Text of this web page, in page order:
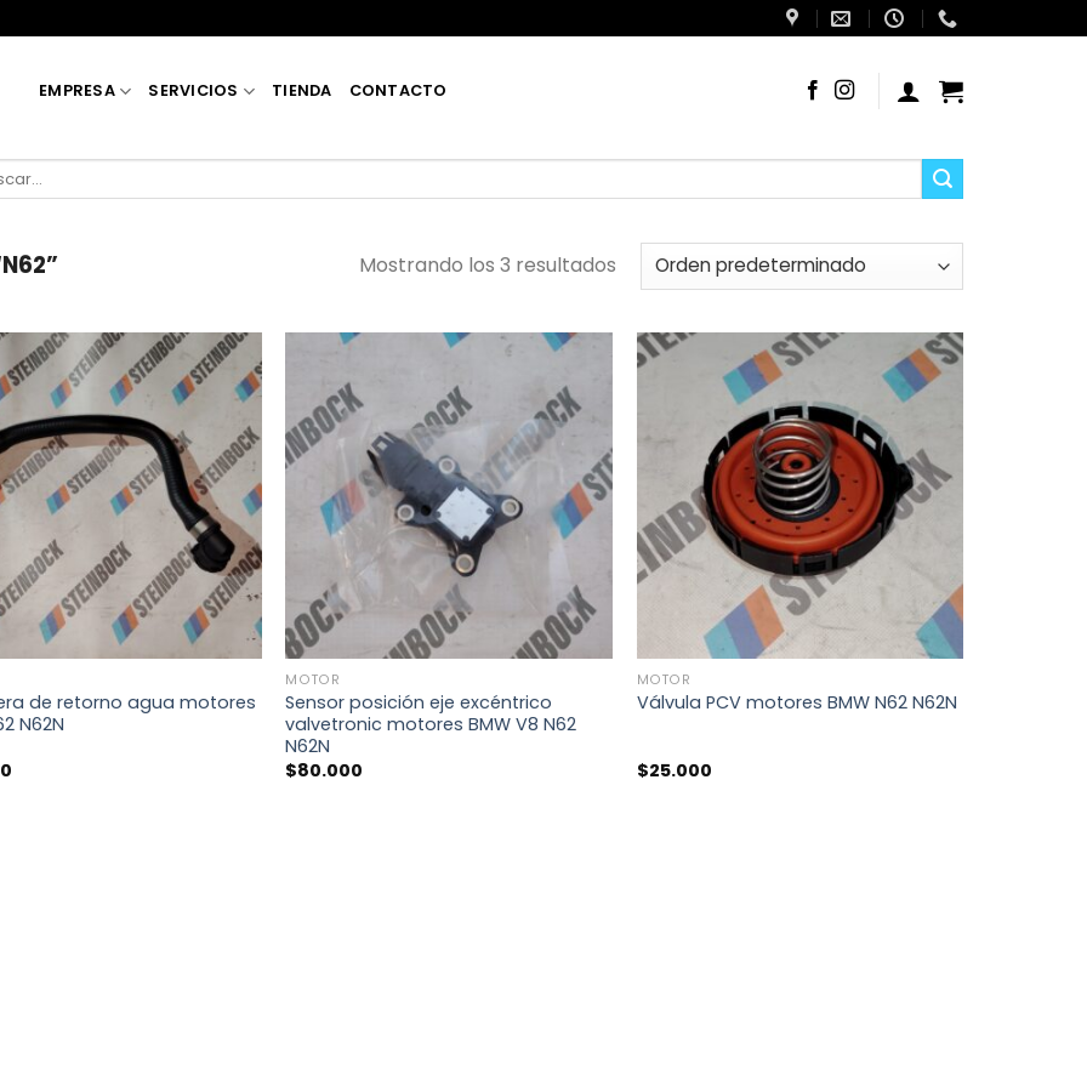
EMPRESA SERVICIOS TIENDA CONTACTO
Mostrando los 3 resultados
de retorno agua motores
N62N
+
MOTOR
Sensor posición eje excéntrico
valvetronic motores BMW V8 N62
N62N
$80.000
MOTOR
Válvula PCV motores BMW N62 N62N
$25.000